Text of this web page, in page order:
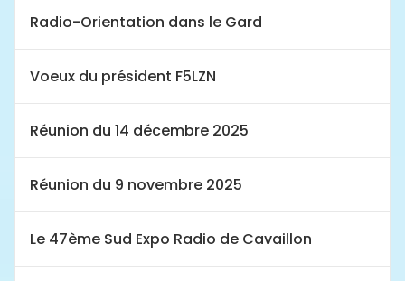
Radio-Orientation dans le Gard
Voeux du président F5LZN
Réunion du 14 décembre 2025
Réunion du 9 novembre 2025
Le 47ème Sud Expo Radio de Cavaillon